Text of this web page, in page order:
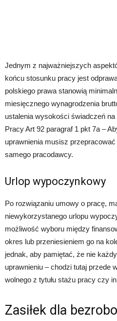
Jednym z najważniejszych
końcu stosunku pracy jest
polskiego prawa stanowią
miesięcznego wynagrodzenia
ustalenia wysokości świadczeń
Pracy Art 92 paragraf 1 pkt 7a –
uprawnienia musisz
samego pracodawcy.
Urlop wypoczynkowy
Po rozwiązaniu umowy o pracę,
niewykorzystanego urlopu
możliwość wyboru między
okres lub przeniesieniem go na
jednak, aby pamiętać, że nie
uprawnieniu – chodzi tutaj przede
wolnego z tytułu stażu pracy czy
Zasiłek dla